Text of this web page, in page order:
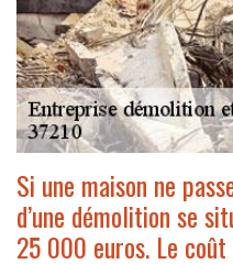
Si une maison ne
d’une démolition se
25 000 euros. Le